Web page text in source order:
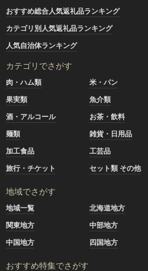
おすすめ総合人気返礼品ランキング
カテゴリ別人気返礼品ランキング
人気自治体ランキング
カテゴリでさがす
肉・ハム類 米・パン
果実類
魚介類
酒・アルコール
お茶・飲料
麺類
雑貨・日用品
加工食品
工芸品
旅行・チケット
セット類 その他
地域でさがす
地域一覧 北海道地方
関東地方
中部地方
中国地方
四国地方
おすすめ特集でさがす